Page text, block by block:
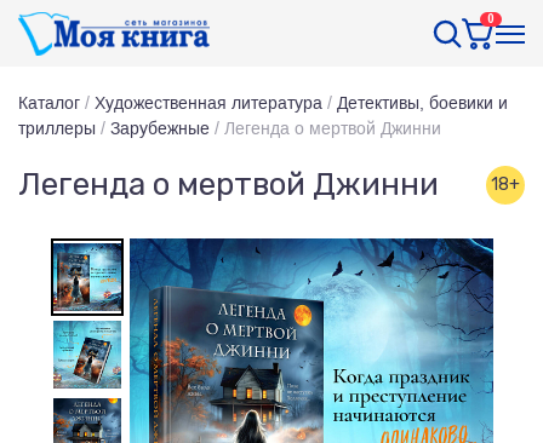
0
Каталог / Художественная литература / Детективы, боевики и
триллеры / Зарубежные / Легенда о мертвой Джинни
Легенда о мертвой Джинни 18+